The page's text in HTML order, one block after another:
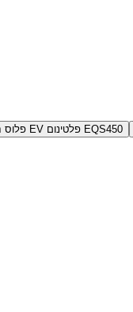
EQS450 פלטינום EV פלוס חשמלי (דור 1)